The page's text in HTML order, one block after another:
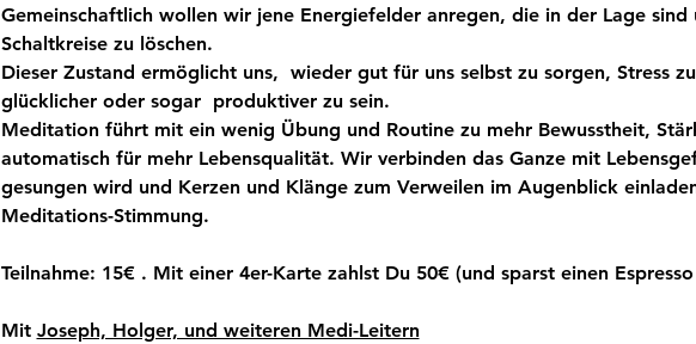
Gemeinschaftlich wollen wir jene Energiefelder anregen, die in der Lage sind
Schaltkreise zu löschen.
Dieser Zustand ermöglicht uns,  wieder gut für uns selbst zu sorgen, Stress
glücklicher oder sogar  produktiver zu sein.
Meditation führt mit ein wenig Übung und Routine zu mehr Bewusstheit,
automatisch für mehr Lebensqualität. Wir verbinden das Ganze mit
gesungen wird und Kerzen und Klänge zum Verweilen im Augenblick
Meditations-Stimmung.
Teilnahme: 15€ . Mit einer 4er-Karte zahlst Du 50€ (und sparst einen
Mit Joseph, Holger, und weiteren Medi-Leitern